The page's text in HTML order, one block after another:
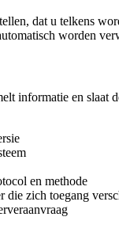
dat u telkens
worden
informatie en slaat
en methode
die zich toegang